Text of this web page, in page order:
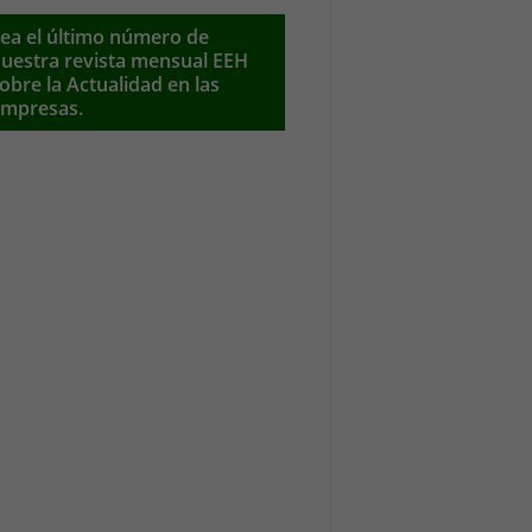
el último número de
revista mensual EEH
la Actualidad en las